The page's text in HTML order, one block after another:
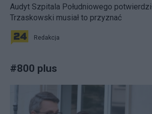
Audyt Szpitala Południowego
Trzaskowski musiał to przyznać
Redakcja
#800 plus